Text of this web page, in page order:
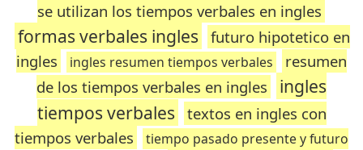
se utilizan los tiempos verbales en ingles
formas verbales ingles futuro hipotetico en
ingles
ingles resumen tiempos verbales
resumen
de los tiempos verbales en ingles
ingles
tiempos verbales
textos en ingles con
tiempos verbales
tiempo pasado presente y futuro